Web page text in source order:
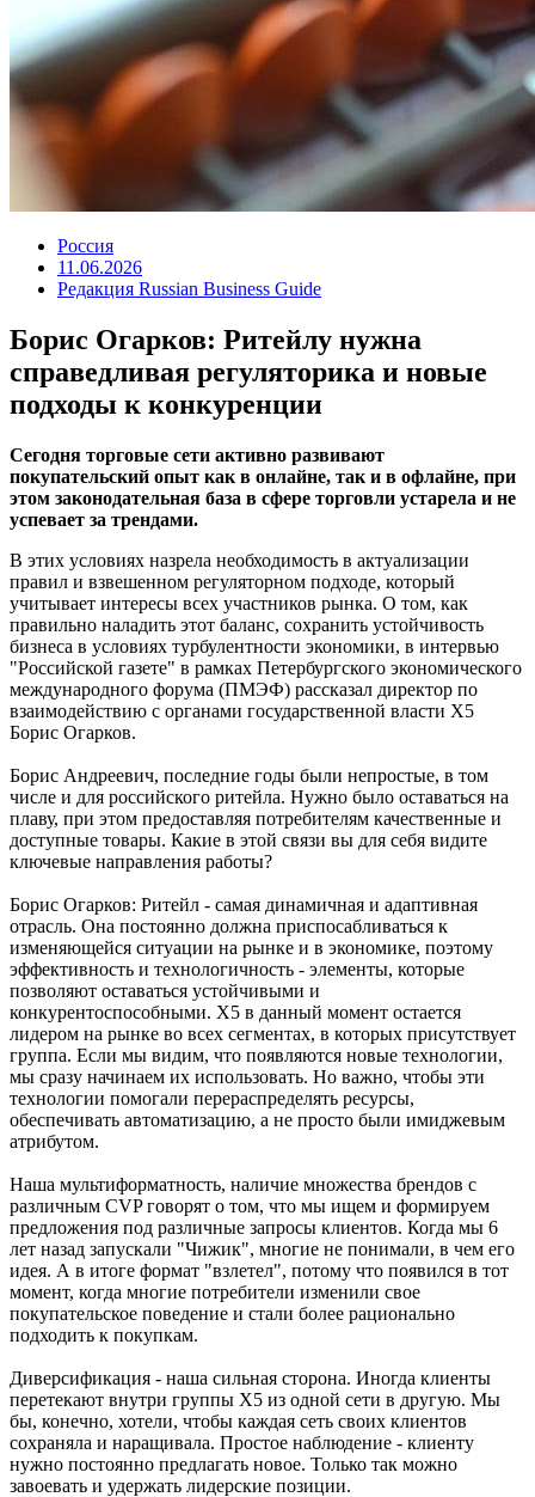
Россия
11.06.2026
Редакция Russian Business Guide
Борис Огарков: Ритейлу нужна
справедливая регуляторика и новые
подходы к конкуренции
Сегодня торговые сети активно развивают
покупательский опыт как в онлайне, так и в офлайне, при
этом законодательная база в сфере торговли устарела и не
успевает за трендами.
В этих условиях назрела необходимость в актуализации
правил и взвешенном регуляторном подходе, который
учитывает интересы всех участников рынка. О том, как
правильно наладить этот баланс, сохранить устойчивость
бизнеса в условиях турбулентности экономики, в интервью
"Российской газете" в рамках Петербургского экономического
международного форума (ПМЭФ) рассказал директор по
взаимодействию с органами государственной власти Х5
Борис Огарков.
Борис Андреевич, последние годы были непростые, в том
числе и для российского ритейла. Нужно было оставаться на
плаву, при этом предоставляя потребителям качественные и
доступные товары. Какие в этой связи вы для себя видите
ключевые направления работы?
Борис Огарков: Ритейл - самая динамичная и адаптивная
отрасль. Она постоянно должна приспосабливаться к
изменяющейся ситуации на рынке и в экономике, поэтому
эффективность и технологичность - элементы, которые
позволяют оставаться устойчивыми и
конкурентоспособными. X5 в данный момент остается
лидером на рынке во всех сегментах, в которых присутствует
группа. Если мы видим, что появляются новые технологии,
мы сразу начинаем их использовать. Но важно, чтобы эти
технологии помогали перераспределять ресурсы,
обеспечивать автоматизацию, а не просто были имиджевым
атрибутом.
Наша мультиформатность, наличие множества брендов с
различным CVP говорят о том, что мы ищем и формируем
предложения под различные запросы клиентов. Когда мы 6
лет назад запускали "Чижик", многие не понимали, в чем его
идея. А в итоге формат "взлетел", потому что появился в тот
момент, когда многие потребители изменили свое
покупательское поведение и стали более рационально
подходить к покупкам.
Диверсификация - наша сильная сторона. Иногда клиенты
перетекают внутри группы Х5 из одной сети в другую. Мы
бы, конечно, хотели, чтобы каждая сеть своих клиентов
сохраняла и наращивала. Простое наблюдение - клиенту
нужно постоянно предлагать новое. Только так можно
завоевать и удержать лидерские позиции.